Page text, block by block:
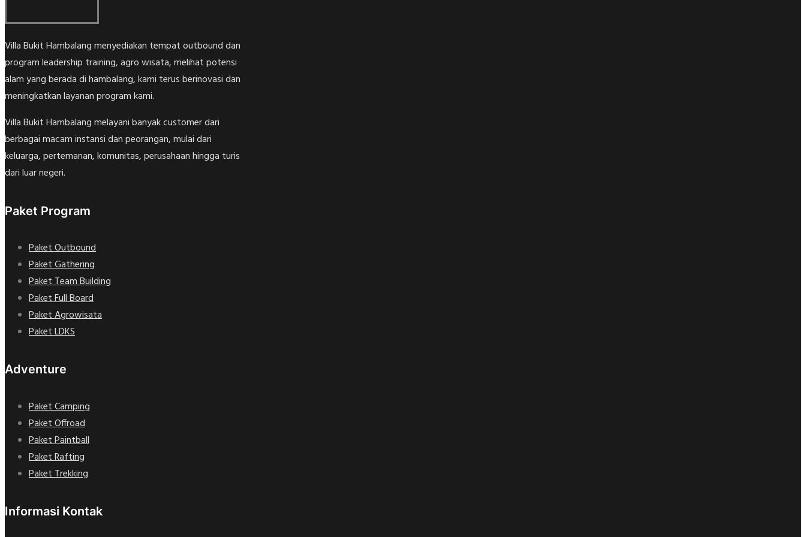
Villa Bukit Hambalang menyediakan tempat outbound dan
program leadership training, agro wisata, melihat potensi
alam yang berada di hambalang, kami terus berinovasi dan
meningkatkan layanan program kami.
Villa Bukit Hambalang melayani banyak customer dari
berbagai macam instansi dan peorangan, mulai dari
keluarga, pertemanan, komunitas, perusahaan hingga turis
dari luar negeri.
Paket Program
Paket Outbound
Paket Gathering
Paket Team Building
Paket Full Board
Paket Agrowisata
Paket LDKS
Adventure
Paket Camping
Paket Offroad
Paket Paintball
Paket Rafting
Paket Trekking
Informasi Kontak